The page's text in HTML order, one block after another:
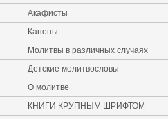
Акафисты
Каноны
Молитвы в различных случаях
Детские молитвословы
О молитве
КНИГИ КРУПНЫМ ШРИФТОМ